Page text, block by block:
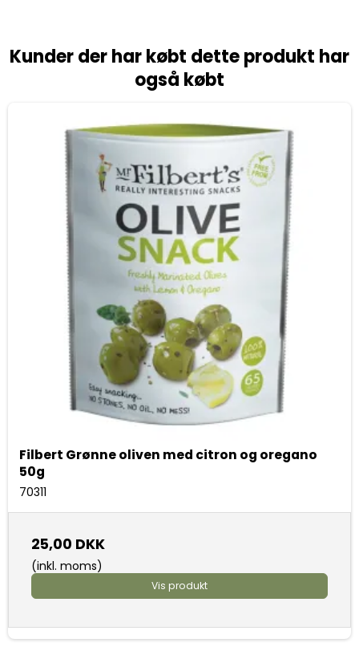
Kunder der har købt dette produkt har
også købt
Filbert Grønne oliven med citron og oregano
50g
70311
25,00 DKK
(inkl. moms)
Vis produkt